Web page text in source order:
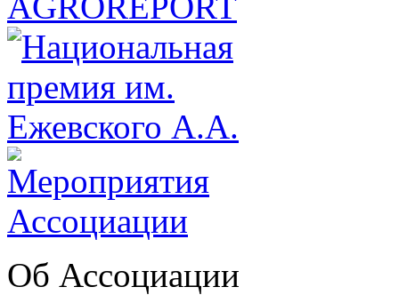
Об Ассоциации